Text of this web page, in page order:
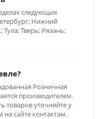
следующих
Нижний
Тверь; Рязань;
Розничная
производителем.
товаров уточняйте у
сайте контактам.